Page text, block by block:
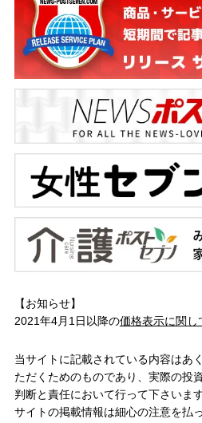
【お知らせ】
2021年4月1日以降の価格表示に関し
当サイトに記載されている内容はあ
ただくためのものであり、実際の投
判断と責任において行って下さいま
サイトの掲載情報は細心の注意を払